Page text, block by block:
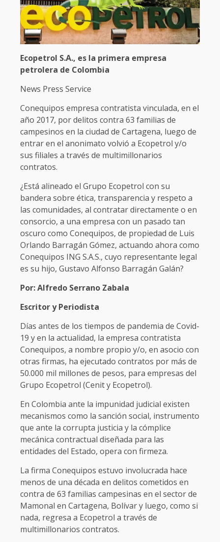
Ecopetrol S.A., es la primera empresa
petrolera de Colombia
News Press Service
Conequipos empresa contratista vinculada, en el
año 2017, por delitos contra 63 familias de
campesinos en la ciudad de Cartagena, luego de
entrar en el anonimato volvió a Ecopetrol y/o
sus filiales a través de multimillonarios
contratos.
¿Está alineado el Grupo Ecopetrol con su
bandera sobre ética, transparencia y respeto a
las comunidades, al contratar directamente o en
consorcio, a una empresa con un pasado tan
oscuro como Conequipos, de propiedad de Luis
Orlando Barragán Gómez, actuando ahora como
Conequipos ING S.A.S., cuyo representante legal
es su hijo, Gustavo Alfonso Barragán Galán?
Por: Alfredo Serrano Zabala
Escritor y Periodista
Días antes de los tiempos de pandemia de Covid-
19 y en la actualidad, la empresa contratista
Conequipos, a nombre propio y/o, en asocio con
otras firmas, ha ejecutado contratos por más de
50.000 mil millones de pesos, para empresas del
Grupo Ecopetrol (Cenit y Ecopetrol).
En Colombia ante la impunidad judicial existen
mecanismos como la sanción social, instrumento
que ante la corrupta justicia y la cómplice
mecánica contractual diseñada para las
entidades del Estado, opera con firmeza.
La firma Conequipos estuvo involucrada hace
menos de una década en delitos cometidos en
contra de 63 familias campesinas en el sector de
Mamonal en Cartagena, Bolívar y luego, como si
nada, regresa a Ecopetrol a través de
multimillonarios contratos.